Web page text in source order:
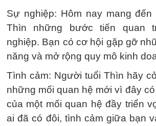
Sự nghiệp: Hôm nay mang
Thìn những bước tiến quan
nghiệp. Bạn có cơ hội gặp gỡ
năng và mở rộng quy mô kinh
Tình cảm: Người tuổi Thìn hãy
những mối quan hệ mới vì đây
của một mối quan hệ đầy triển
ai đã có đôi, tình cảm giữa bạn